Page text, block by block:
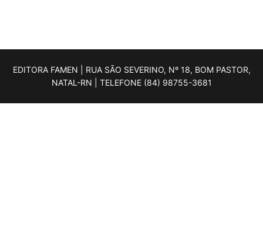
EDITORA FAMEN | RUA SÃO SEVERINO, Nº 18, BOM PASTOR,
NATAL-RN | TELEFONE (84) 98755-3681